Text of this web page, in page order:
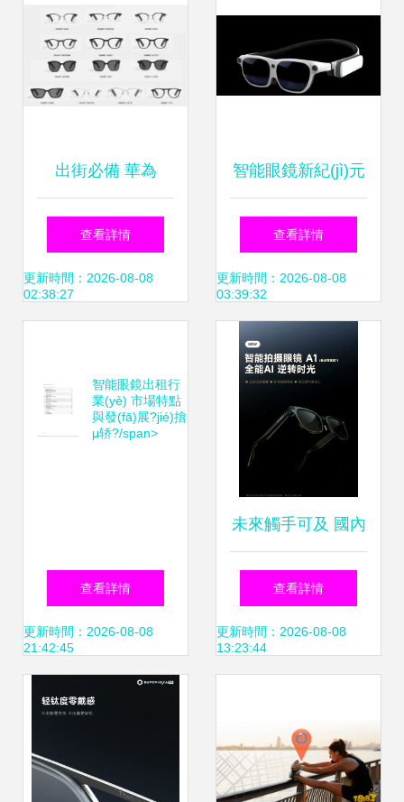
出街必備 華為
GENTLE
MONSTER智能眼
年輕人的新潮玩？
查看詳情
更新時間：2026-08-08
02:38:27
智能眼鏡新紀(jì)元
影創(chuàng)科技
即墨系列引領
(lǐng)MR混合現
(xiàn)實體驗
查看詳情
更新時間：2026-08-08
03:39:32
智能眼鏡出租行
業(yè) 市場特點
與發(fā)展?jié)摿
μ轿?/span>
查看詳情
更新時間：2026-08-08
21:42:45
未來觸手可及 國內
(nèi)首款A(yù)I智
能眼鏡正式亮相，
(shè)備新革命
查看詳情
更新時間：2026-08-08
13:23:44